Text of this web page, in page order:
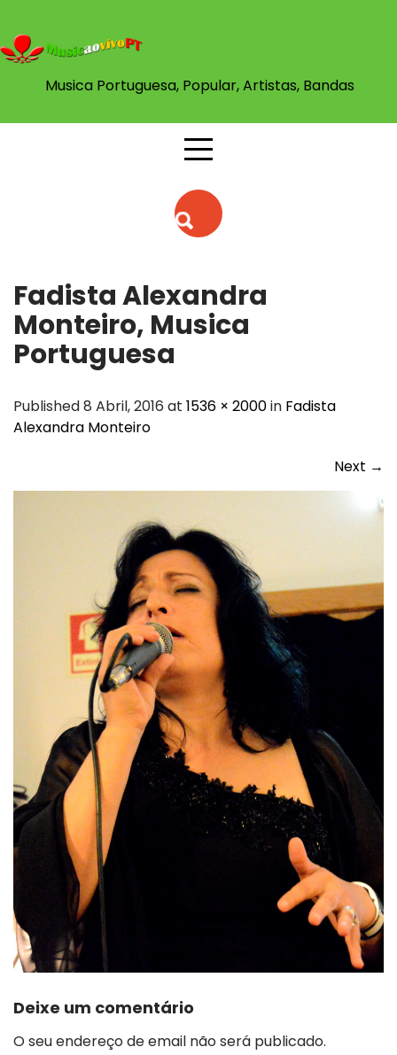
content
Musica Portuguesa, Popular, Artistas, Bandas
Fadista Alexandra
Monteiro, Musica
Portuguesa
Published 8 Abril, 2016 at 1536 × 2000in Fadista
Alexandra Monteiro
Next →
Deixe um comentário
O seu endereço de email não será publicado.